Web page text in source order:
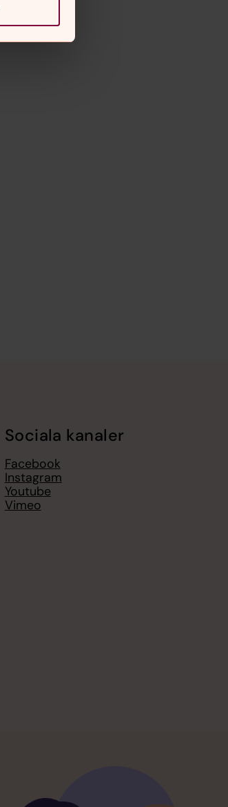
Sociala kanaler
Facebook
Instagram
Youtube
Vimeo